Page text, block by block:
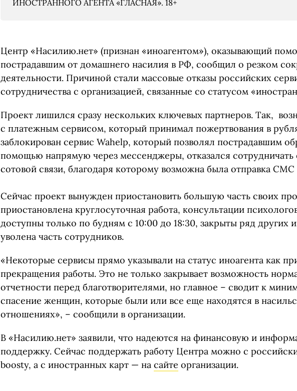
ИНОСТРАННОГО АГЕНТА «ГЛАСНАЯ». 18+
Центр «Насилию.нет» (признан «иноагентом»), оказывающий
пострадавшим от домашнего насилия в РФ, сообщил о резком
деятельности. Причиной стали массовые отказы российских
сотрудничества с организацией, связанные со статусом
Проект лишился сразу нескольких ключевых партнеров. Так,
с платежным сервисом, который принимал пожертвования в
заблокирован сервис Wahelp, который позволял пострадавшим
помощью напрямую через мессенджеры, отказался сотрудничать
сотовой связи, благодаря которому возможна была отправка
Сейчас проект вынужден приостановить большую часть своих
приостановлена круглосуточная работа, консультации
доступны только по будням с 10:00 до 18:30, закрыты ряд других
уволена часть сотрудников.
«Некоторые сервисы прямо указывали на статус иноагента как
прекращения работы. Это не только закрывает возможность
отчетности перед благотворителями, но главное – сводит к
спасение женщин, которые были или все еще находятся в
отношениях», – сообщили в организации.
В «Насилию.нет» заявили, что надеются на финансовую и
поддержку. Сейчас поддержать работу Центра можно с
boosty, а с иностранных карт — на сайте организации.